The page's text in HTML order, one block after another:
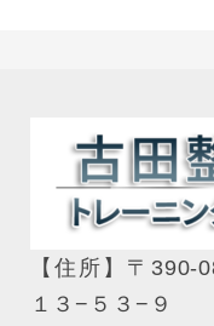
【住所】〒390-
１３−５３−９